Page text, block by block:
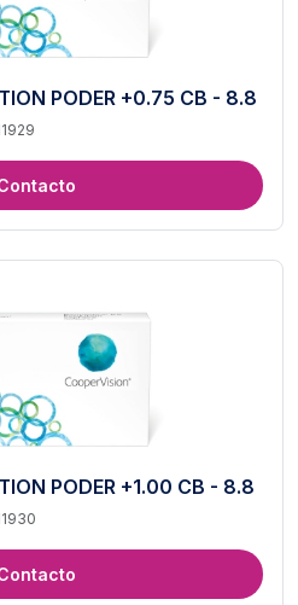
PODER +0.75 CB - 8.8
PODER +1.00 CB - 8.8